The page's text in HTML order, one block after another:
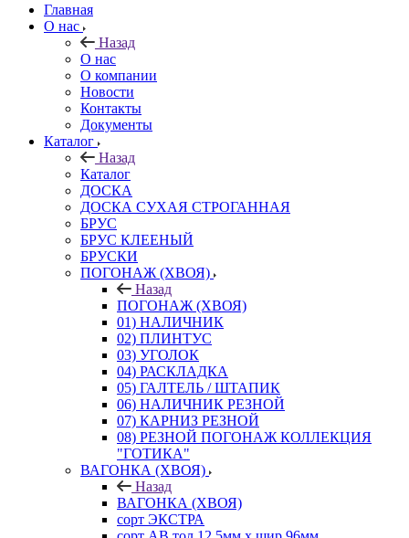
Главная
О нас
Назад
О нас
О компании
Новости
Контакты
Документы
Каталог
Назад
Каталог
ДОСКА
ДОСКА СУХАЯ СТРОГАННАЯ
БРУС
БРУС КЛЕЕНЫЙ
БРУСКИ
ПОГОНАЖ (ХВОЯ)
Назад
ПОГОНАЖ (ХВОЯ)
01) НАЛИЧНИК
02) ПЛИНТУС
03) УГОЛОК
04) РАСКЛАДКА
05) ГАЛТЕЛЬ / ШТАПИК
06) НАЛИЧНИК РЕЗНОЙ
07) КАРНИЗ РЕЗНОЙ
08) РЕЗНОЙ ПОГОНАЖ КОЛЛЕКЦИЯ
"ГОТИКА"
ВАГОНКА (ХВОЯ)
Назад
ВАГОНКА (ХВОЯ)
сорт ЭКСТРА